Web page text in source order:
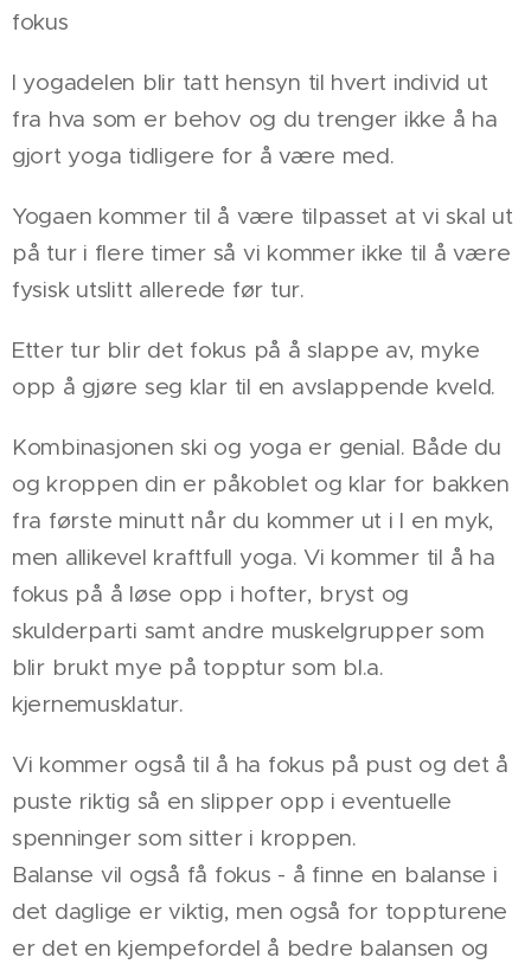
fokus
I yogadelen blir tatt hensyn til hvert individ ut
fra hva som er behov og du trenger ikke å ha
gjort yoga tidligere for å være med.
Yogaen kommer til å være tilpasset at vi skal ut
på tur i flere timer så vi kommer ikke til å være
fysisk utslitt allerede før tur.
Etter tur blir det fokus på å slappe av, myke
opp å gjøre seg klar til en avslappende kveld.
Kombinasjonen ski og yoga er genial. Både du
og kroppen din er påkoblet og klar for bakken
fra første minutt når du kommer ut i l en myk,
men allikevel kraftfull yoga. Vi kommer til å ha
fokus på å løse opp i hofter, bryst og
skulderparti samt andre muskelgrupper som
blir brukt mye på topptur som bl.a.
kjernemusklatur.
Vi kommer også til å ha fokus på pust og det å
puste riktig så en slipper opp i eventuelle
spenninger som sitter i kroppen.
Balanse vil også få fokus - å finne en balanse i
det daglige er viktig, men også for toppturene
er det en kjempefordel å bedre balansen og